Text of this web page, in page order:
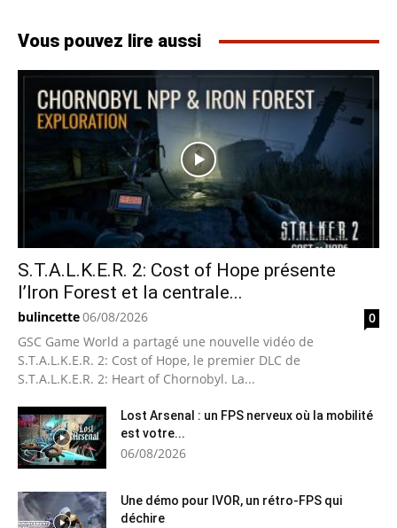
Vous pouvez lire aussi
S.T.A.L.K.E.R. 2: Cost of Hope présente
l’Iron Forest et la centrale...
bulincette06/08/2026
0
GSC Game World a partagé une nouvelle vidéo de
S.T.A.L.K.E.R. 2: Cost of Hope, le premier DLC de
S.T.A.L.K.E.R. 2: Heart of Chornobyl. La...
Lost Arsenal : un FPS nerveux où la mobilité
est votre...
06/08/2026
Une démo pour IVOR, un rétro-FPS qui
déchire